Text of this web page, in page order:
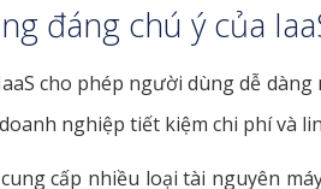
đáng chú ý của
cho phép người dùng dễ
nghiệp tiết kiệm chi phí và
cung cấp nhiều loại tài nguyên